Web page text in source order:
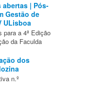
| Pós-
Gestão de
ULisboa
para a 4ª Edição
da Faculda
dos
n.º